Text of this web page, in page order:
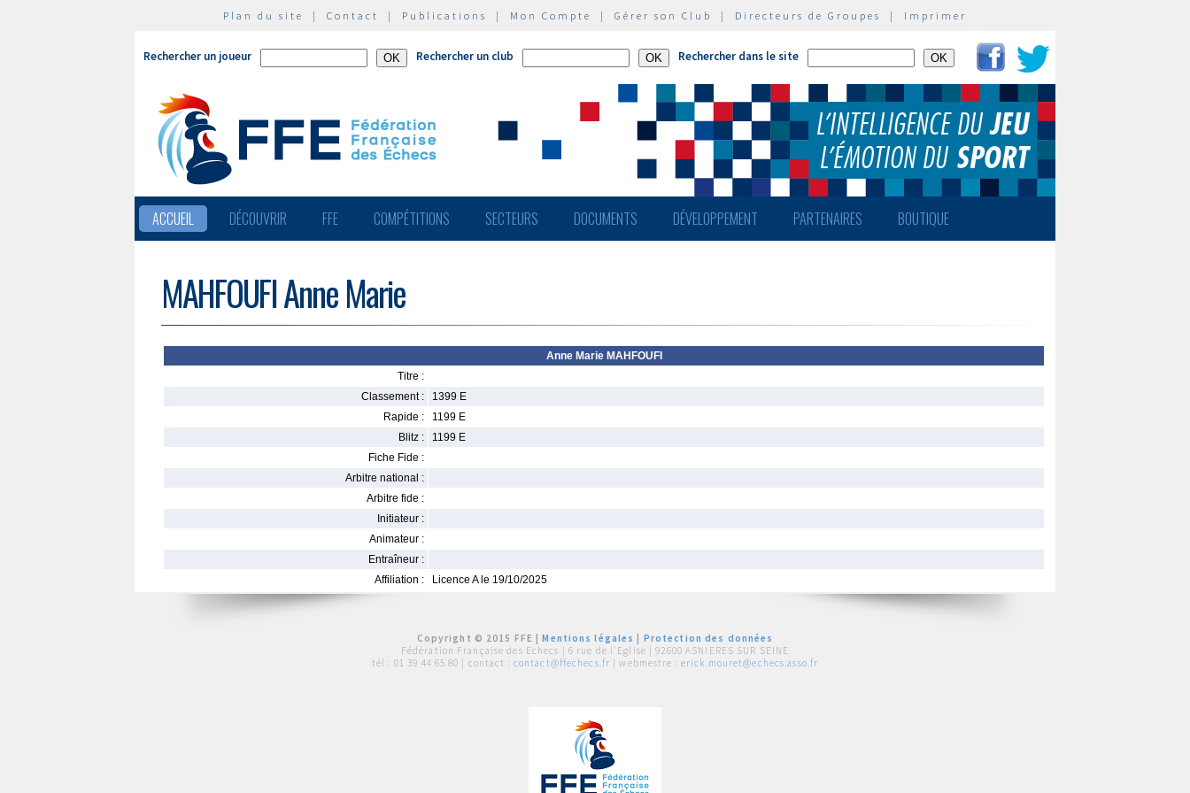
Plan du site | Contact | Publications | Mon Compte | Gérer son Club | Directeurs de Groupes | Imprimer
Rechercher un joueur Rechercher un club Rechercher dans le site
ACCUEIL DÉCOUVRIR FFE COMPÉTITIONS SECTEURS DOCUMENTS DÉVELOPPEMENT PARTENAIRES BOUTIQUE
MAHFOUFI Anne Marie
Anne Marie MAHFOUFI
Titre :
Classement :
1399 E
Rapide :
1199 E
Blitz :
1199 E
Fiche Fide :
Arbitre national :
Arbitre fide :
Initiateur :
Animateur :
Entraîneur :
Affiliation :
Licence A le 19/10/2025
Copyright © 2015 FFE |Mentions légales
Protection des données
Fédération Française des Echecs | 6 rue de l'Eglise | 92600 ASNIERES SUR SEINE
tél : 01 39 44 65 80 | contact : contact@ffechecs.fr | webmestre : erick.mouret@echecs.asso.fr